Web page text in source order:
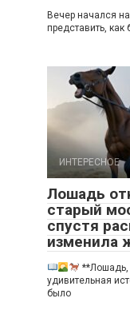
Вечер начался
представить,
ИНТЕРЕСНОЕ
Лошадь
старый
спустя
изменила
**Лошадь,
удивительная
было